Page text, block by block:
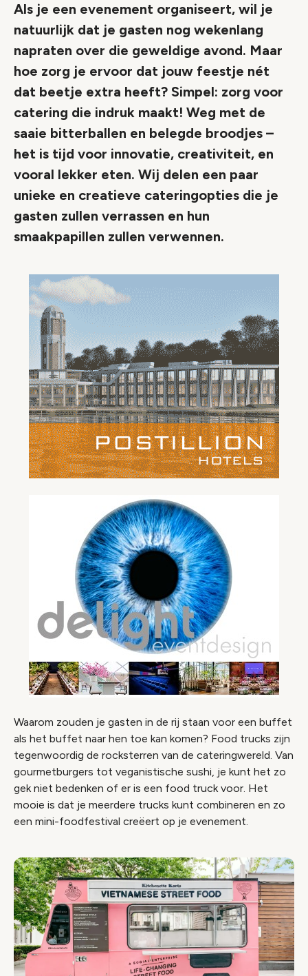
Als je een evenement organiseert, wil je
natuurlijk dat je gasten nog wekenlang
napraten over die geweldige avond. Maar
hoe zorg je ervoor dat jouw feestje nét
dat beetje extra heeft? Simpel: zorg voor
catering die indruk maakt! Weg met de
saaie bitterballen en belegde broodjes –
het is tijd voor innovatie, creativiteit, en
vooral lekker eten. Wij delen een paar
unieke en creatieve cateringopties die je
gasten zullen verrassen en hun
smaakpapillen zullen verwennen.
Waarom zouden je gasten in de rij staan voor een buffet
als het buffet naar hen toe kan komen? Food trucks zijn
tegenwoordig de rocksterren van de cateringwereld. Van
gourmetburgers tot veganistische sushi, je kunt het zo
gek niet bedenken of er is een food truck voor. Het
mooie is dat je meerdere trucks kunt combineren en zo
een mini-foodfestival creëert op je evenement.